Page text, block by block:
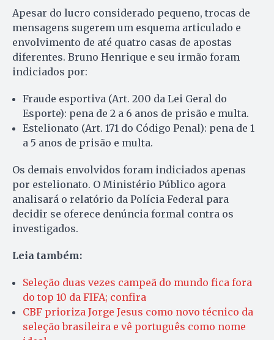
Apesar do lucro considerado pequeno, trocas de
mensagens sugerem um esquema articulado e
envolvimento de até quatro casas de apostas
diferentes. Bruno Henrique e seu irmão foram
indiciados por:
Fraude esportiva (Art. 200 da Lei Geral do
Esporte): pena de 2 a 6 anos de prisão e multa.
Estelionato (Art. 171 do Código Penal): pena de 1
a 5 anos de prisão e multa.
Os demais envolvidos foram indiciados apenas
por estelionato. O Ministério Público agora
analisará o relatório da Polícia Federal para
decidir se oferece denúncia formal contra os
investigados.
Leia também:
Seleção duas vezes campeã do mundo fica fora
do top 10 da FIFA; confira
CBF prioriza Jorge Jesus como novo técnico da
seleção brasileira e vê português como nome